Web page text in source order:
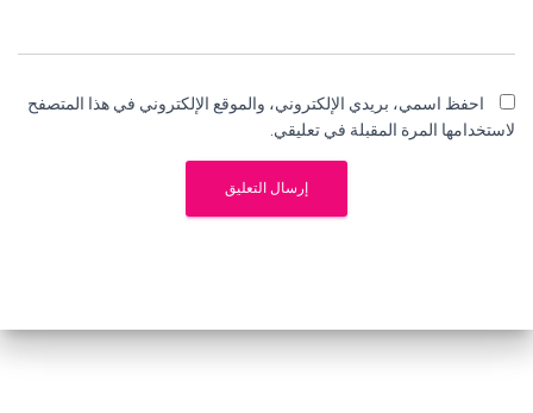
احفظ اسمي، بريدي الإلكتروني، والموقع الإلكتروني في هذا المتصفح
لاستخدامها المرة المقبلة في تعليقي.